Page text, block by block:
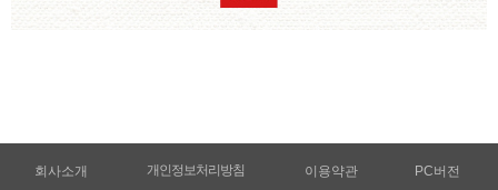
회사소개 개인정보처리방침 이용약관 PC버전